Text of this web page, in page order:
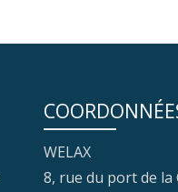
WELAX
8, rue du port de la